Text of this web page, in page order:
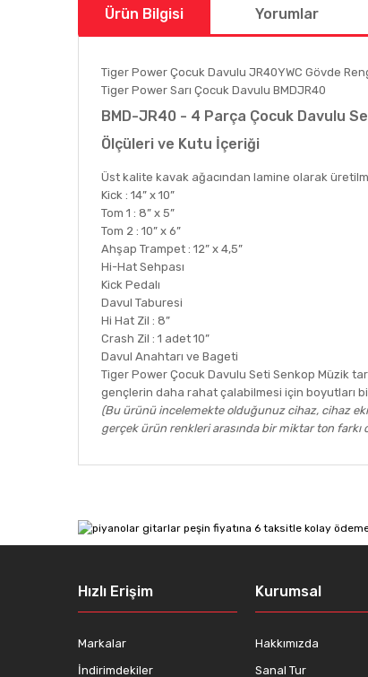
Ürün Bilgisi Yorumlar
Tiger Power Çocuk Davulu JR40YWC Gövde
Tiger Power Sarı Çocuk Davulu BMDJR40
BMD-JR40 - 4 Parça Çocuk Davulu
Ölçüleri ve Kutu İçeriği
Üst kalite kavak ağacından lamine olarak
Kick : 14” x 10”
Tom 1 : 8” x 5”
Tom 2 : 10” x 6”
Ahşap Trampet : 12” x 4,5”
Hi-Hat Sehpası
Kick Pedalı
Davul Taburesi
Hi Hat Zil : 8”
Crash Zil : 1 adet 10”
Davul Anahtarı ve Bageti
Tiger Power Çocuk Davulu Seti Senkop Müzik
gençlerin daha rahat çalabilmesi için boyutları
(Bu ürünü incelemekte olduğunuz cihaz, cihaz
gerçek ürün renkleri arasında bir miktar ton farkı
Görüş ve önerileriniz için teşekkür ederiz.
Ürün açıklamasında eksik bilgiler bulunuyor.
Ürün fiyatı diğer sitelerden daha pahalı.
Hızlı Erişim
Markalar
İndirimdekiler
Kurumsal
Hakkımızda
Sanal Tur